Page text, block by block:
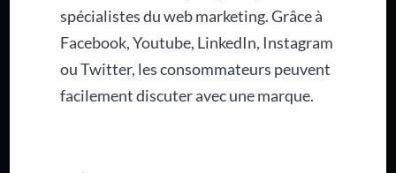
spécialistes du web marketing. Grâce à
Facebook, Youtube, LinkedIn, Instagram
ou Twitter, les consommateurs peuvent
facilement discuter avec une marque.